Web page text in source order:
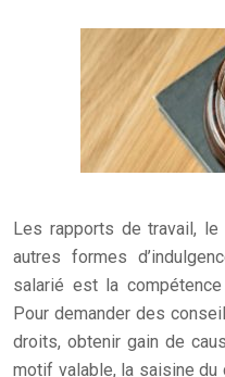
Les rapports de travail,
autres formes
salarié est la
Pour demander des
droits, obtenir gain de
motif valable, la saisine